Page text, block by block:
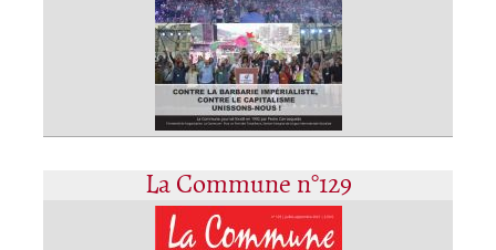
La Commune n°129